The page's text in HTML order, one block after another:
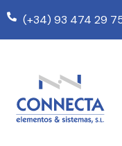
(+34) 93 474 29